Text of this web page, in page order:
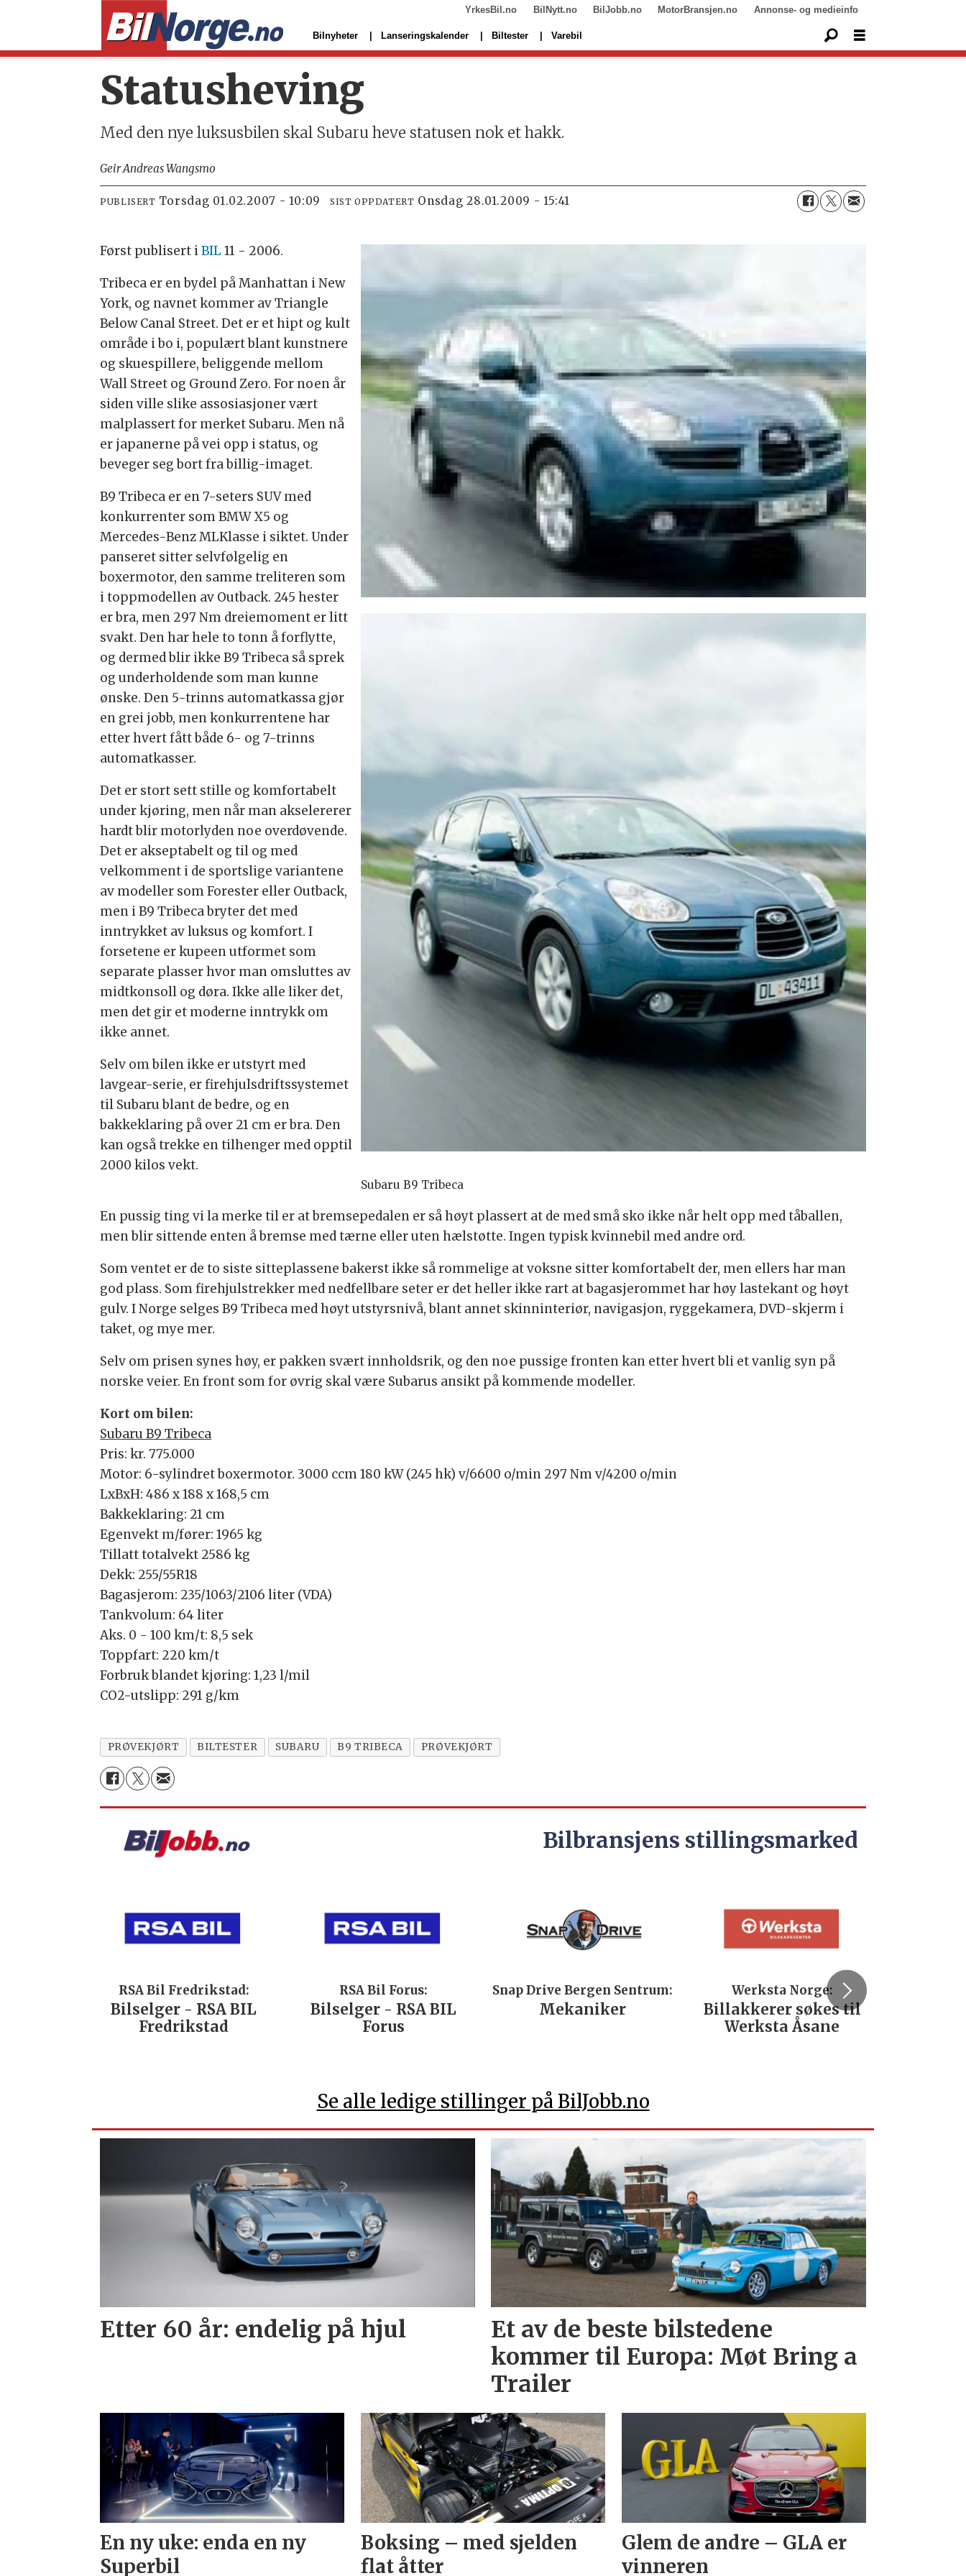
YrkesBil.no BilNytt.no BilJobb.no MotorBransjen.no Annonse- og medieinfo
Bilnyheter Lanseringskalender Biltester Varebil
Statusheving
Med den nye luksusbilen skal Subaru heve statusen nok et hakk.
Geir Andreas Wangsmo
PUBLISERT torsdag 01.02.2007 - 10:09 SIST OPPDATERT onsdag 28.01.2009 - 15:41
Subaru B9 Tribeca
Først publisert iBIL11 - 2006.
Tribeca er en bydel på Manhattan i New
York, og navnet kommer av Triangle
Below Canal Street. Det er et hipt og kult
område i bo i, populært blant kunstnere
og skuespillere, beliggende mellom
Wall Street og Ground Zero. For noen år
siden ville slike assosiasjoner vært
malplassert for merket Subaru. Men nå
er japanerne på vei opp i status, og
beveger seg bort fra billig-imaget.
B9 Tribeca er en 7-seters SUV med
konkurrenter som BMW X5 og
Mercedes-Benz MLKlasse i siktet. Under
panseret sitter selvfølgelig en
boxermotor, den samme treliteren som
i toppmodellen av Outback. 245 hester
er bra, men 297 Nm dreiemoment er litt
svakt. Den har hele to tonn å forflytte,
og dermed blir ikke B9 Tribeca så sprek
og underholdende som man kunne
ønske. Den 5-trinns automatkassa gjør
en grei jobb, men konkurrentene har
etter hvert fått både 6- og 7-trinns
automatkasser.
Det er stort sett stille og komfortabelt
under kjøring, men når man akselererer
hardt blir motorlyden noe overdøvende.
Det er akseptabelt og til og med
velkomment i de sportslige variantene
av modeller som Forester eller Outback,
men i B9 Tribeca bryter det med
inntrykket av luksus og komfort. I
forsetene er kupeen utformet som
separate plasser hvor man omsluttes av
midtkonsoll og døra. Ikke alle liker det,
men det gir et moderne inntrykk om
ikke annet.
Selv om bilen ikke er utstyrt med
lavgear-serie, er firehjulsdriftssystemet
til Subaru blant de bedre, og en
bakkeklaring på over 21 cm er bra. Den
kan også trekke en tilhenger med opptil
2000 kilos vekt.
En pussig ting vi la merke til er at bremsepedalen er så høyt plassert at de med små sko ikke når helt opp med tåballen,
men blir sittende enten å bremse med tærne eller uten hælstøtte. Ingen typisk kvinnebil med andre ord.
Som ventet er de to siste sitteplassene bakerst ikke så rommelige at voksne sitter komfortabelt der, men ellers har man
god plass. Som firehjulstrekker med nedfellbare seter er det heller ikke rart at bagasjerommet har høy lastekant og høyt
gulv. I Norge selges B9 Tribeca med høyt utstyrsnivå, blant annet skinninteriør, navigasjon, ryggekamera, DVD-skjerm i
taket, og mye mer.
Selv om prisen synes høy, er pakken svært innholdsrik, og den noe pussige fronten kan etter hvert bli et vanlig syn på
norske veier. En front som for øvrig skal være Subarus ansikt på kommende modeller.
Kort om bilen:
Subaru B9 Tribeca
Pris: kr. 775.000
Motor: 6-sylindret boxermotor. 3000 ccm 180 kW (245 hk) v/6600 o/min 297 Nm v/4200 o/min
LxBxH: 486 x 188 x 168,5 cm
Bakkeklaring: 21 cm
Egenvekt m/fører: 1965 kg
Tillatt totalvekt 2586 kg
Dekk: 255/55R18
Bagasjerom: 235/1063/2106 liter (VDA)
Tankvolum: 64 liter
Aks. 0 - 100 km/t: 8,5 sek
Toppfart: 220 km/t
Forbruk blandet kjøring: 1,23 l/mil
CO2-utslipp: 291 g/km
PRØVEKJØRT BILTESTER SUBARU B9 TRIBECA PRØVEKJØRT
Bilbransjens stillingsmarked
RSA Bil Fredrikstad:
Bilselger - RSA BIL
Fredrikstad
RSA Bil Forus:
Bilselger - RSA BIL
Forus
Snap Drive Bergen Sentrum:
Mekaniker
Werksta Norge:
Billakkerer søkes til
Werksta Åsane
Se alle ledige stillinger på BilJobb.no
Etter 60 år: endelig på hjul
Et av de beste bilstedene
kommer til Europa: Møt Bring a
Trailer
En ny uke: enda en ny
Superbil
Boksing – med sjelden
flat åtter
Glem de andre – GLA er
vinneren